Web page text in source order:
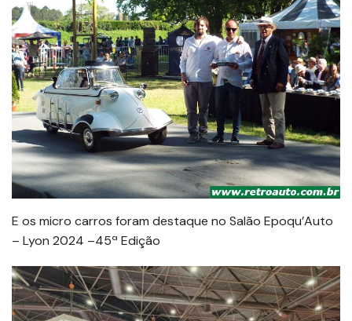
E os micro carros foram destaque no Salão Epoqu’Auto
– Lyon 2024 –45ª Edição